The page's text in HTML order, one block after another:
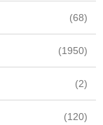
(68)
(1950)
(2)
(120)